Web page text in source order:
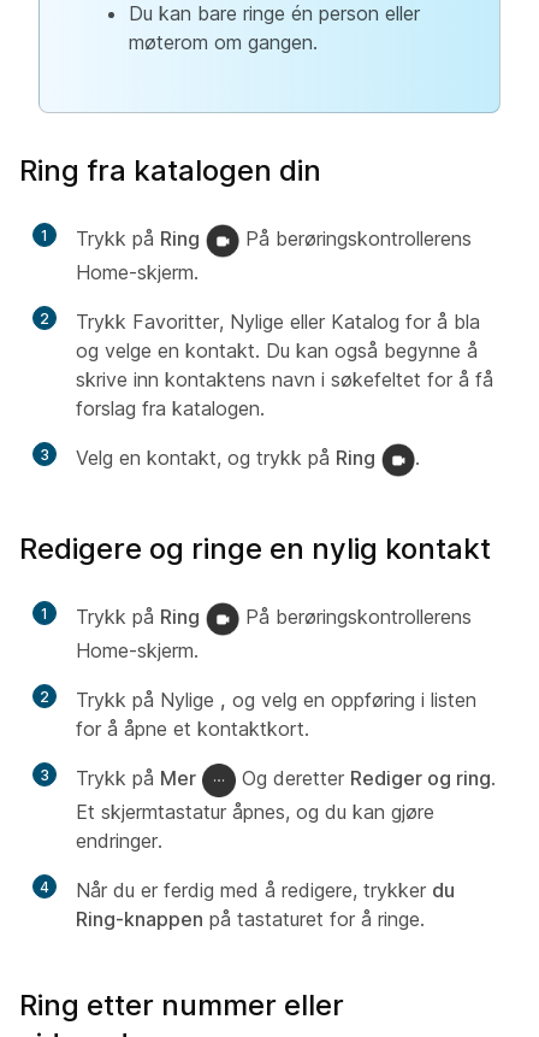
Du kan bare ringe én person eller
møterom om gangen.
Ring fra katalogen din
1 Trykk på Ring
På berøringskontrollerens
Home-skjerm.
2
Trykk Favoritter, Nylige eller Katalog for å bla
og velge en kontakt. Du kan også begynne å
skrive inn kontaktens navn i søkefeltet for å få
forslag fra katalogen.
3 Velg en kontakt, og trykk på Ring .
Redigere og ringe en nylig kontakt
1 Trykk på Ring
På berøringskontrollerens
Home-skjerm.
2 Trykk på Nylige , og velg en oppføring i listen
for å åpne et kontaktkort.
3 Trykk på Mer Og deretter Rediger og ring.
Et skjermtastatur åpnes, og du kan gjøre
endringer.
4 Når du er ferdig med å redigere, trykker du
Ring-knappen på tastaturet for å ringe.
Ring etter nummer eller